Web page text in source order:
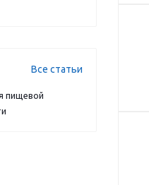
Все статьи
пищевой